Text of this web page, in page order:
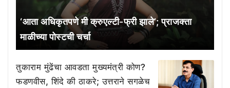
‘आता अधिकृतपणे मी क्रुएल्टी-फ्री झाले’; प्राजक्ता
माळीच्या पोस्टची चर्चा
तुकाराम मुंढेंचा आवडता मुख्यमंत्री कोण?
फडणवीस, शिंदे की ठाकरे; उत्तराने सगळेच